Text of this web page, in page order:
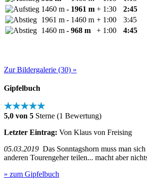
1460 m - 1961 m + 1:30 2:45
1961 m - 1460 m + 1:00 3:45
1460 m - 968 m + 1:00 4:45
Zur Bildergalerie (30) »
Gipfelbuch
★★★★★
5,0 von 5 Sterne (1 Bewertung)
Letzter Eintrag: Von Klaus von Freising
05.03.2019 Das Sonntagshorn muss man
anderen Tourengeher teilen... macht aber
» zum Gipfelbuch